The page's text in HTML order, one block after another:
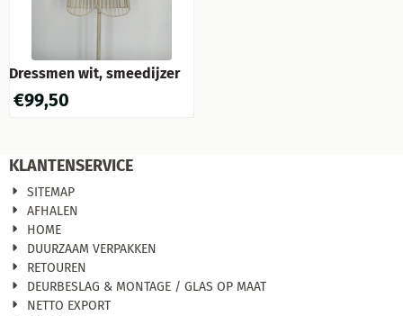
Dressmen wit, smeedijzer
€99,50
KLANTENSERVICE
SITEMAP
AFHALEN
HOME
DUURZAAM VERPAKKEN
RETOUREN
DEURBESLAG & MONTAGE / GLAS OP MAAT
NETTO EXPORT